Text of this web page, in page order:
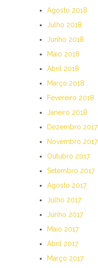
Agosto 2018
Julho 2018
Junho 2018
Maio 2018
Abril 2018
Março 2018
Fevereiro 2018
Janeiro 2018
Dezembro 2017
Novembro 2017
Outubro 2017
Setembro 2017
Agosto 2017
Julho 2017
Junho 2017
Maio 2017
Abril 2017
Março 2017